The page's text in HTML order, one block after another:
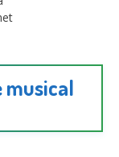
musical